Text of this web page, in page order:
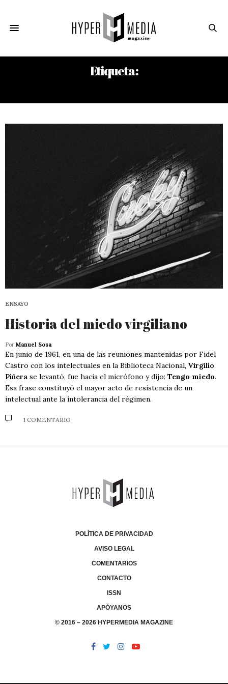
Etiqueta:
ENSAYO
Historia del miedo virgiliano
Por Manuel Sosa
En junio de 1961, en una de las reuniones mantenidas por Fidel
Castro con los intelectuales en la Biblioteca Nacional, Virgilio
Piñera se levantó, fue hacia el micrófono y dijo: Tengo miedo.
Esa frase constituyó el mayor acto de resistencia de un
intelectual ante la intolerancia del régimen.
1 COMENTARIO
POLÍTICA DE PRIVACIDAD
AVISO LEGAL
COMENTARIOS
CONTACTO
ISSN
APÓYANOS
© 2016 – 2026 HYPERMEDIA MAGAZINE